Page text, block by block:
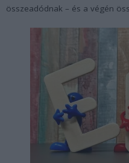
összeadódnak – és a végén